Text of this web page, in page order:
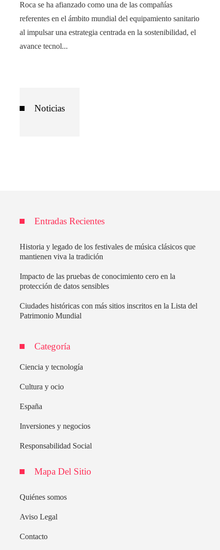
Roca se ha afianzado como una de las compañías
referentes en el ámbito mundial del equipamiento sanitario
al impulsar una estrategia centrada en la sostenibilidad, el
avance tecnol...
Noticias
Entradas Recientes
Historia y legado de los festivales de música clásicos que
mantienen viva la tradición
Impacto de las pruebas de conocimiento cero en la
protección de datos sensibles
Ciudades históricas con más sitios inscritos en la Lista del
Patrimonio Mundial
Categoría
Ciencia y tecnología
Cultura y ocio
España
Inversiones y negocios
Responsabilidad Social
Mapa Del Sitio
Quiénes somos
Aviso Legal
Contacto